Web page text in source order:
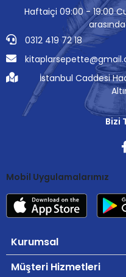
Haftaiçi 09:00 - 19:00
0312 419 72 18
İstanbul Caddesi
Bizi
Mobil Uygulamalarımız
Kurumsal
Müşteri Hizmetleri